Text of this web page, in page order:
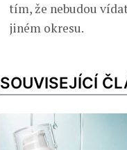
tím, že nebudou
jiném okresu.
SOUVISEJÍCÍ